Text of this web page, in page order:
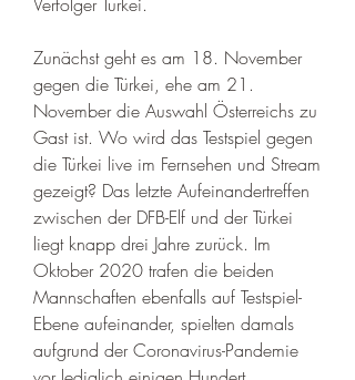
Zunächst geht es am 18. November
gegen die Türkei, ehe am 21.
November die Auswahl Österreichs zu
Gast ist. Wo wird das Testspiel gegen
die Türkei live im Fernsehen und Stream
gezeigt? Das letzte Aufeinandertreffen
zwischen der DFB-Elf und der Türkei
liegt knapp drei Jahre zurück. Im
Oktober 2020 trafen die beiden
Mannschaften ebenfalls auf Testspiel-
Ebene aufeinander, spielten damals
aufgrund der Coronavirus-Pandemie